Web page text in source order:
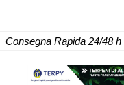
Consegna Rapida 24/48 h